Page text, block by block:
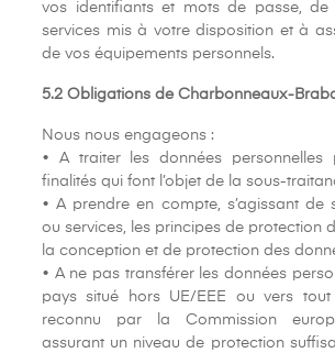
vos identifiants et mots de passe,
services mis à votre disposition et à
de vos équipements personnels.
5.2 Obligations de Charbonneaux-
Nous nous engageons :
• A traiter les données personnelles
finalités qui font l’objet de la sous-
• A prendre en compte, s’agissant de
ou services, les principes de protection
la conception et de protection des
• A ne pas transférer les données
pays situé hors UE/EEE ou vers
reconnu par la Commission
assurant un niveau de protection